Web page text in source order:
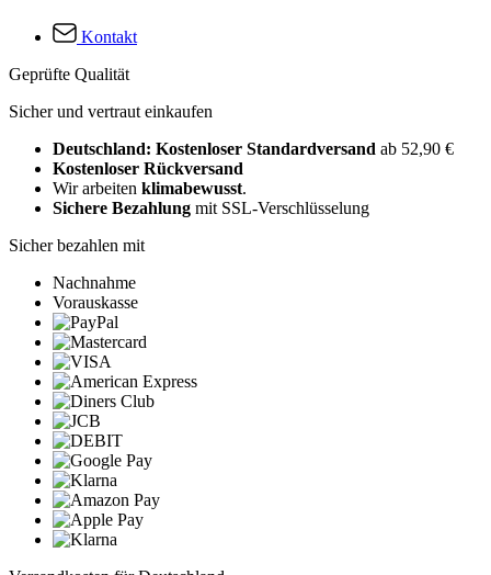
Kontakt
Geprüfte Qualität
Sicher und vertraut einkaufen
Deutschland: Kostenloser Standardversand ab 52,90 €
Kostenloser Rückversand
Wir arbeiten klimabewusst.
Sichere Bezahlung mit SSL-Verschlüsselung
Sicher bezahlen mit
Nachnahme
Vorauskasse